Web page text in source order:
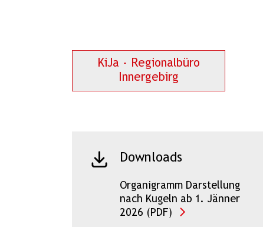
KiJa - Regionalbüro
Innergebirg
Downloads
Organigramm Darstellung
nach Kugeln ab 1. Jänner
2026 (PDF)